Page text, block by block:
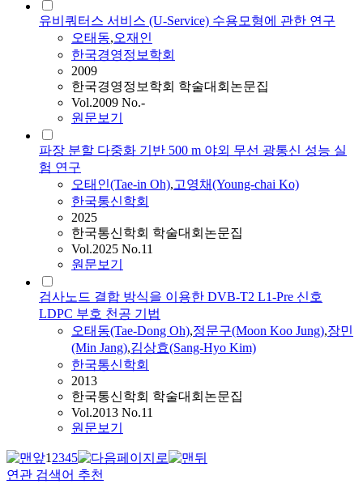
유비쿼터스 서비스 (U-Service) 수용모형에 관한 연구
오태 동,오재인
한국경영정보학회
2009
한국경영정보학회 학술대회논문집
Vol.2009 No.-
원문보기
파장 분할 다중화 기반 500 m 야외 무선 광통신 성능 실
험 연구
오태 인(Tae-in Oh),고영채(Young-chai Ko)
한국통신학회
2025
한국통신학회 학술대회논문집
Vol.2025 No.11
원문보기
검사노드 결합 방식을 이용한 DVB-T2 L1-Pre 신호
LDPC 부호 천공 기법
오태 동(Tae-Dong Oh),정문구(Moon Koo Jung),장민
(Min Jang),김상효(Sang-Hyo Kim)
한국통신학회
2013
한국통신학회 학술대회논문집
Vol.2013 No.11
원문보기
12345
연관 검색어 추천